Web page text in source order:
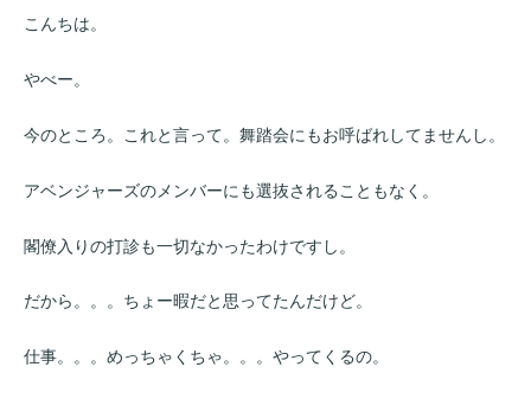
こんちは。
やべー。
今のところ。これと言って。舞踏会にもお呼ばれしてませんし。
アベンジャーズのメンバーにも選抜されることもなく。
閣僚入りの打診も一切なかったわけですし。
だから。。。ちょー暇だと思ってたんだけど。
仕事。。。めっちゃくちゃ。。。やってくるの。